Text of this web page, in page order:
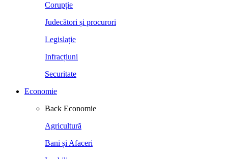
Corupție
Judecători și procurori
Legislație
Infracțiuni
Securitate
Economie
Back Economie
Agricultură
Bani și Afaceri